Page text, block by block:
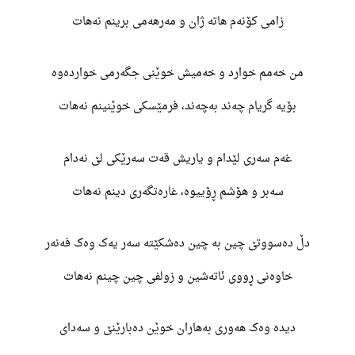
زامی کۆنەم هاتە ژان و مەرهەمی برینم نەهات
من خەمم خوارد و خەمیش خوێنی جگەرمی خواردەوە
بۆیە گریام چەند بەچەند، فرمێسکی خوێنینم نەهات
غەم سەری لێدام و یاریش قەت سەرێکی لێ نەدام
سەبر و هۆشم ڕۆییوە، غارەتگەری دینم نەهات
دڵ دەسووتێ چین بە چین دەشکێتە سەر یەک وەک فەنەر
خاوەنی ڕووی ئاتەشین و زولفی چین چینم نەهات
دیدە وەک هەوری بەهاران خوێن دەبارێنێ و سەدای